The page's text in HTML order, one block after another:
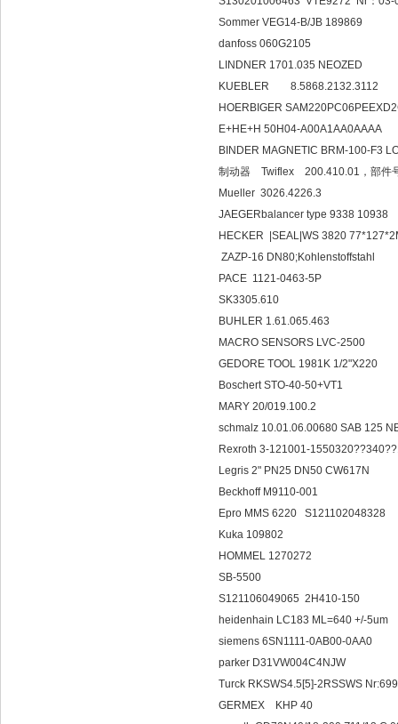
Sommer VEG14-B/JB 189869
danfoss 060G2105
LINDNER 1701.035 NEOZED
KUEBLER 8.5868.2132.3112
HOERBIGER
E+HE+H 50H04-A00A1AA0AAAA
BINDER MAGNETIC BRM-100-F3
制动器 Twiflex 200.410.01，部件
Mueller 3026.4226.3
JAEGERbalancer type 9338 10938
HECKER |SEAL|WS 3820
ZAZP-16 DN80;Kohlenstoffstahl
PACE 1121-0463-5P
SK3305.610
BUHLER 1.61.065.463
MACRO SENSORS LVC-2500
GEDORE TOOL 1981K 1/2"X220
Boschert STO-40-50+VT1
MARY 20/019.100.2
schmalz 10.01.06.00680 SAB 125
Rexroth 3-121001-
Legris 2" PN25 DN50 CW617N
Beckhoff M9110-001
Epro MMS 6220 S121102048328
Kuka 109802
HOMMEL 1270272
SB-5500
S121106049065 2H410-150
heidenhain LC183 ML=640 +/-5um
siemens 6SN1111-0AB00-0AA0
parker D31VW004C4NJW
Turck RKSWS4.5[5]-2RSSWS
GERMEX KHP 40